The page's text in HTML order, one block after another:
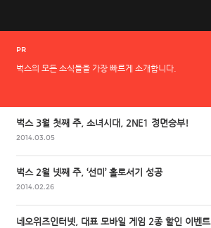
PR
벅스의 모든 소식들을 가장 빠르게 소개합니다.
벅스 3월 첫째 주, 소녀시대, 2NE1 정면승부!
2014.03.05
벅스 2월 넷째 주, ‘선미’ 홀로서기 성공
2014.02.26
네오위즈인터넷, 대표 모바일 게임 2종 할인 이벤트